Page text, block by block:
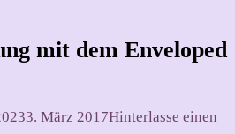
mit dem Enveloped
3. März 2017Hinterlasse einen